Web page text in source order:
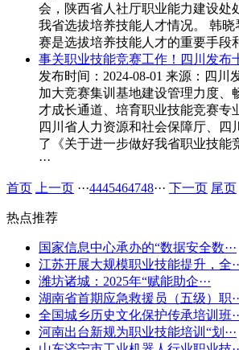
会，陕西省人社厅职业能力建设处
我省选拔培养技能人才情况。 韩
赛是选拔培养技能人才的重要手段
事关职业技能竞赛工作！四川发布
发布时间：2024-08-01 来源：四川
加大竞赛集训基地建设管理力度、
才成长通道、培育职业技能竞赛
四川省人力资源和社会保障厅、四
了《关于进一步做好我省职业技能
···
首页 上一页 ···4445464748··· 下一页 尾页
热点推荐
国家信息中心承办的“数据安全数···
江苏开展大规模职业技能提升，全
潍坊诸城：2025年“赋能助企···
湖南省首期应急救援员（五级）职
全国城乡历史文化保护传承培训班
河南出台新规为职业技能培训“划···